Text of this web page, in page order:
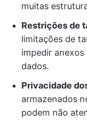
muitas
Restrições de
limitações de
impedir
dados.
Privacidade
armazenados
podem não